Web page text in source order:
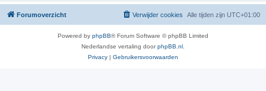
Forumoverzicht Alle tijden zijn UTC+01:00
Verwijder cookies
Powered by phpBB® Forum Software © phpBB Limited
Nederlandse vertaling doorphpBB.nl
Privacy | Gebruikersvoorwaarden